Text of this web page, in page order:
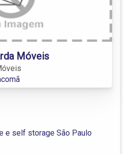
Móveis
e self storage São Paulo